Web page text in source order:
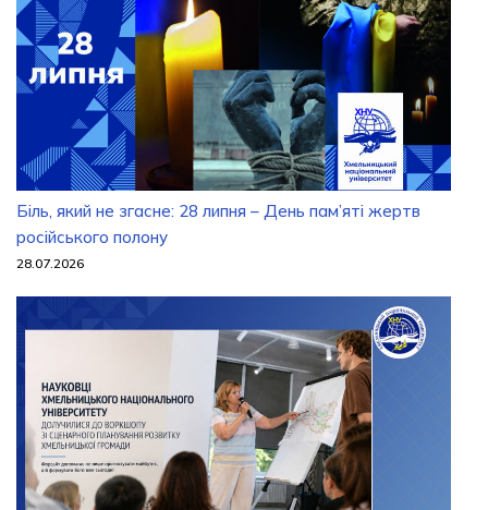
Біль, який не згасне: 28 липня – День пам’яті жертв
російського полону
28.07.2026